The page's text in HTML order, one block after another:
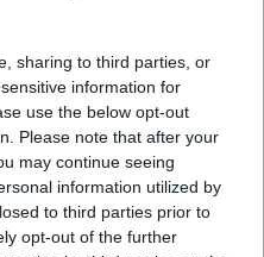
sharing to third parties, or
information for
use the below opt-out
Please note that after your
may continue seeing
information utilized by
to third parties prior to
opt-out of the further